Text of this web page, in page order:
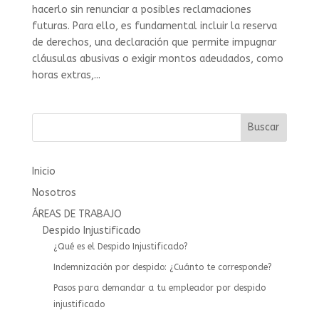
hacerlo sin renunciar a posibles reclamaciones
futuras. Para ello, es fundamental incluir la reserva
de derechos, una declaración que permite impugnar
cláusulas abusivas o exigir montos adeudados, como
horas extras,...
Buscar
Inicio
Nosotros
ÁREAS DE TRABAJO
Despido Injustificado
¿Qué es el Despido Injustificado?
Indemnización por despido: ¿Cuánto te corresponde?
Pasos para demandar a tu empleador por despido
injustificado